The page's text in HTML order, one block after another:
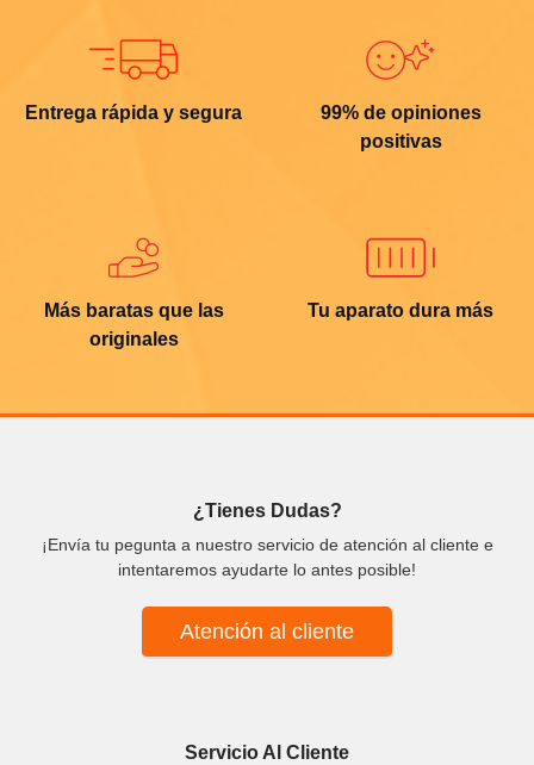
Entrega rápida y segura
99% de opiniones
positivas
Más baratas que las
originales
Tu aparato dura más
¿Tienes Dudas?
¡Envía tu pegunta a nuestro servicio de atención al cliente e
intentaremos ayudarte lo antes posible!
Atención al cliente
Servicio Al Cliente